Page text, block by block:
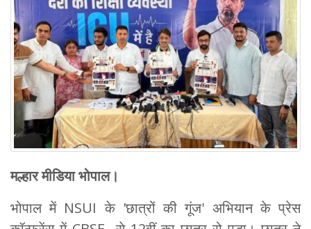
मल्हार मीडिया भोपाल।
भोपाल में NSUI के 'छात्रों की गूंज' अभियान के प्रेस